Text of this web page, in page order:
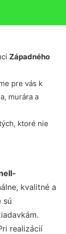
Západného
pre vás k
murára a
ktoré nie
kvalitné a
sú
realizácií